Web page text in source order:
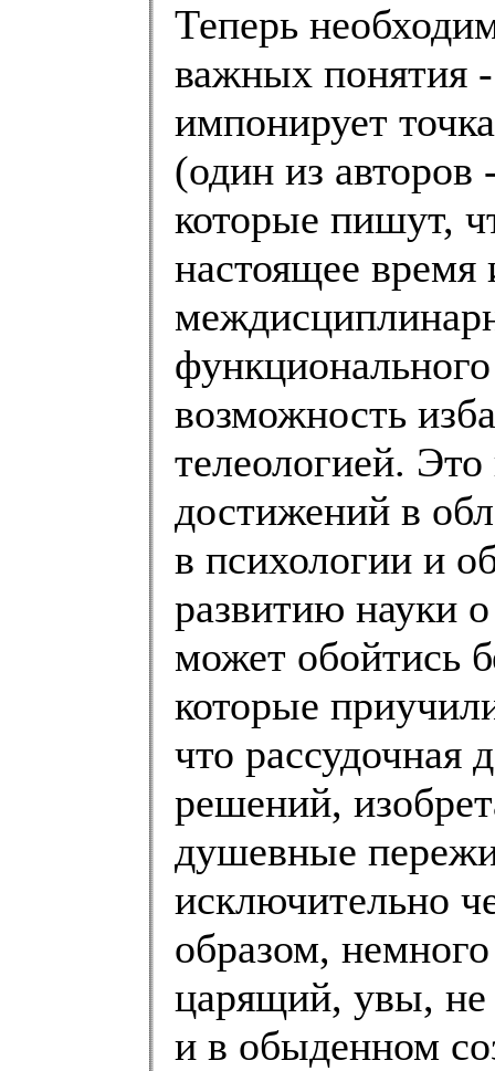
Теперь
важных понятия
импонирует
(один из
которые пишут,
настоящее время
возможность
телеологией.
достижений в
в психологии и
развитию науки
может обойтись
которые
что рассудочная
решений,
душевные
исключительно
образом,
царящий, увы, не
и в обыденном